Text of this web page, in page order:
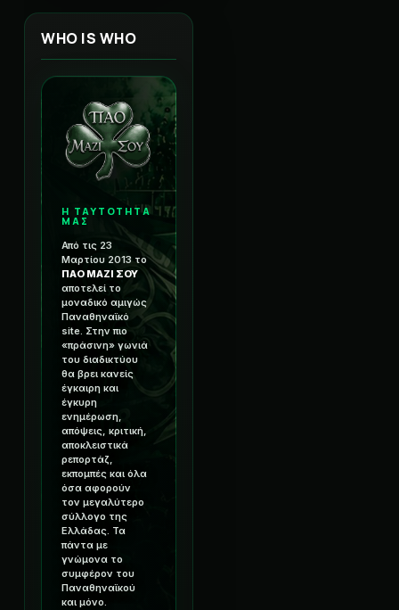
WHO IS WHO
Η ΤΑΥΤΟΤΗΤΑ
ΜΑΣ
Από τις 23
Μαρτίου 2013 το
ΠΑΟ ΜΑΖΙ ΣΟΥ
αποτελεί το
μοναδικό αμιγώς
Παναθηναϊκό
site. Στην πιο
«πράσινη» γωνιά
του διαδικτύου
θα βρει κανείς
έγκαιρη και
έγκυρη
ενημέρωση,
απόψεις, κριτική,
αποκλειστικά
ρεπορτάζ,
εκπομπές και όλα
όσα αφορούν
τον μεγαλύτερο
σύλλογο της
Ελλάδας. Τα
πάντα με
γνώμονα το
συμφέρον του
Παναθηναϊκού
και μόνο.